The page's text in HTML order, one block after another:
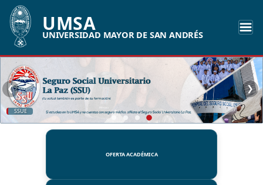
UMSA
UNIVERSIDAD MAYOR DE SAN ANDRÉS
SSUE
❮ ❯
OFERTA ACADÉMICA